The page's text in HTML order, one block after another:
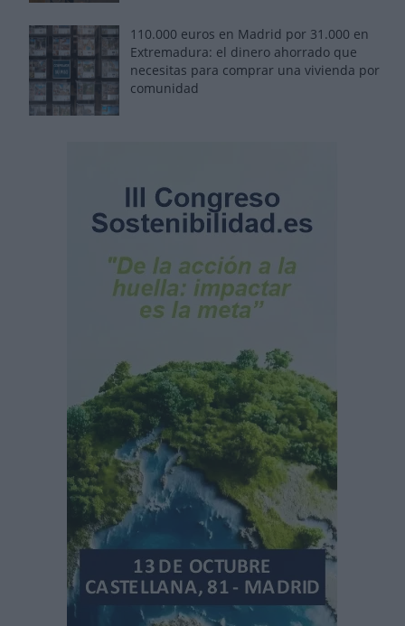
110.000 euros en Madrid por 31.000 en
Extremadura: el dinero ahorrado que
necesitas para comprar una vivienda por
comunidad